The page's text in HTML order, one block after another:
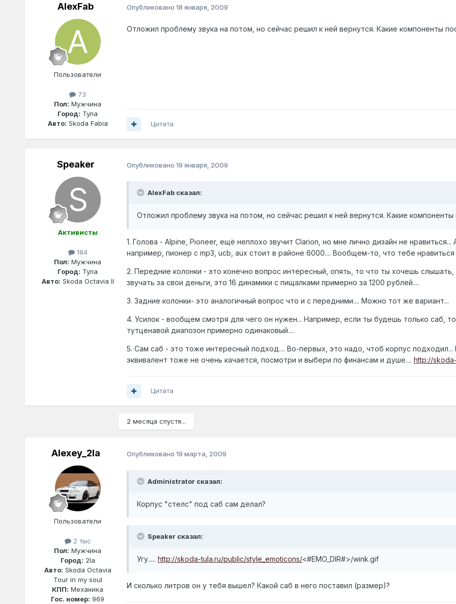
AlexFab
Пользователи
73
Пол: Мужчина
Город: Тула
Авто: Skoda Fabia
Опубликовано 18 января, 2009
Отложил проблему звука на потом, но сейчас решил к ней вернутся. Какие компоненты
Цитата
Speaker
Активисты
184
Пол: Мужчина
Город: Тула
Авто: Skoda Octavia II
Опубликовано 19 января, 2009
AlexFab сказал:
Отложил проблему звука на потом, но сейчас решил к ней вернутся. Какие
1. Голова - Alpine, Pioneer, ещё неплохо звучит Clarion, но мне лично дизайн не
например, пионер с mp3, ucb, aux стоит в районе 6000.... Вообщем-то, что тебе нравиться
2. Передние колонки - это конечно вопрос интересный, опять, то что ты хочешь
звучать за свои деньги, это 16 динамики с пищалками примерно за 1200 рублей....
3. Задние колонки- это аналогичный вопрос что и с передними.... Можно тот же вариант...
4. Усилок - вообщем смотря для чего он нужен... Например, если ты будешь только саб,
тутценавой диапозон примерно одинаковый....
5. Сам саб - это тоже интересный подход.... Во-первых, это надо, чтоб корпус
эквивалент тоже не очень качается, посмотри и выбери по финансам и душе.... http://
Цитата
2 месяца спустя...
Alexey_2la
Пользователи
2 тыс
Пол: Мужчина
Город: 2la
Авто: Skoda Octavia
Tour in my soul
КПП: Механика
Гос. номер: 969
Опубликовано 19 марта, 2009
Administrator сказал:
Корпус "стелс" под саб сам делал?
Speaker сказал:
Угу..... http://skoda-tula.ru/public/style_emoticons/<#EMO_DIR#>/wink.gif
И сколько литров он у тебя вышел? Какой саб в него поставил (размер)?